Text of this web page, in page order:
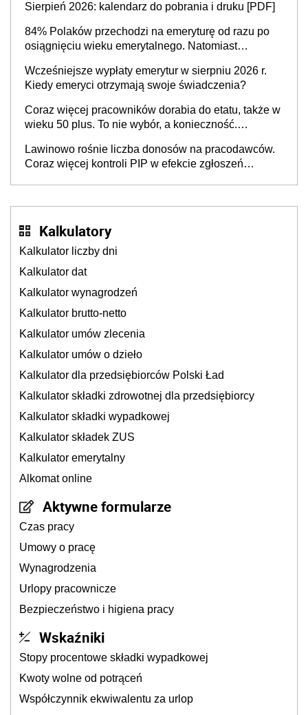
Sierpień 2026: kalendarz do pobrania i druku [PDF]
84% Polaków przechodzi na emeryturę od razu po
osiągnięciu wieku emerytalnego. Natomiast
stanie? Pracownicy 45+ to siła napędowa
gospodarki
Wcześniejsze wypłaty emerytur w sierpniu 2026 r.
Kiedy emeryci otrzymają swoje świadczenia?
Coraz więcej pracowników dorabia do etatu, także w
wieku 50 plus. To nie wybór, a konieczność.
Lawinowo rośnie liczba donosów na pracodawców.
Coraz więcej kontroli PIP w efekcie zgłoszeń
Kalkulatory
Kalkulator liczby dni
Kalkulator dat
Kalkulator wynagrodzeń
Kalkulator brutto-netto
Kalkulator umów zlecenia
Kalkulator umów o dzieło
Kalkulator dla przedsiębiorców Polski Ład
Kalkulator składki zdrowotnej dla przedsiębiorcy
Kalkulator składki wypadkowej
Kalkulator składek ZUS
Kalkulator emerytalny
Alkomat online
Aktywne formularze
Czas pracy
Umowy o pracę
Wynagrodzenia
Urlopy pracownicze
Bezpieczeństwo i higiena pracy
Wskaźniki
Stopy procentowe składki wypadkowej
Kwoty wolne od potrąceń
Współczynnik ekwiwalentu za urlop